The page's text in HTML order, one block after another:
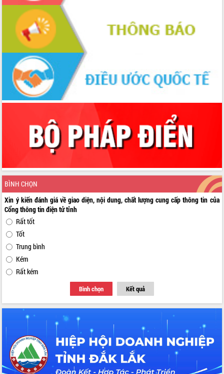
BÌNH CHỌN
Xin ý kiến đánh giá về giao diện, nội dung, chất lượng cung cấp thông tin của
Cổng thông tin điện tử tỉnh
Rất tốt
Tốt
Trung bình
Kém
Rất kém
Bình chọn Kết quả